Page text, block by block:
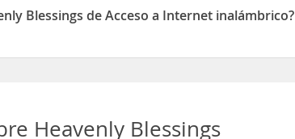
Blessings de Acceso a Internet inalámbrico?
Heavenly Blessings